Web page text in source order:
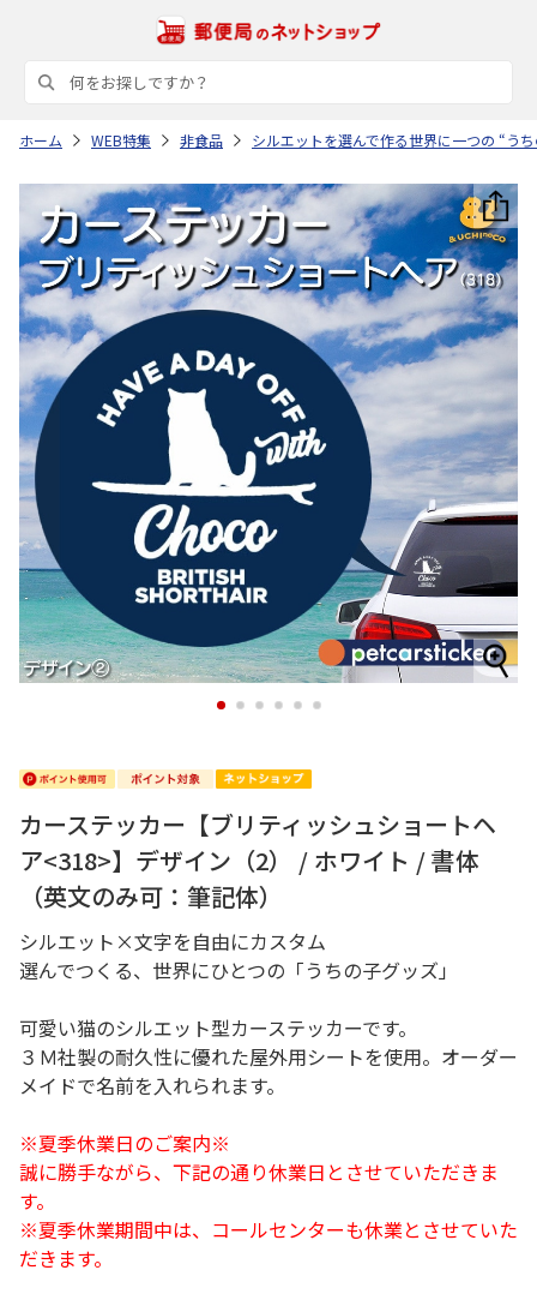
ホーム WEB特集 非食品 シルエットを選んで作る世界に一つの “う
1 2 3 4 5 6
カーステッカー【ブリティッシュショートヘ
ア<318>】デザイン（2） / ホワイト / 書体
（英文のみ可：筆記体）
シルエット×文字を自由にカスタム
選んでつくる、世界にひとつの「うちの子グッズ」
可愛い猫のシルエット型カーステッカーです。
３Ｍ社製の耐久性に優れた屋外用シートを使用。オーダー
メイドで名前を入れられます。
※夏季休業日のご案内※
誠に勝手ながら、下記の通り休業日とさせていただきま
す。
※夏季休業期間中は、コールセンターも休業とさせていた
だきます。